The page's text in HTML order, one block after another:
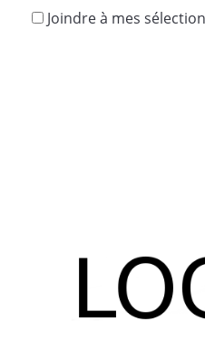
Joindre à mes